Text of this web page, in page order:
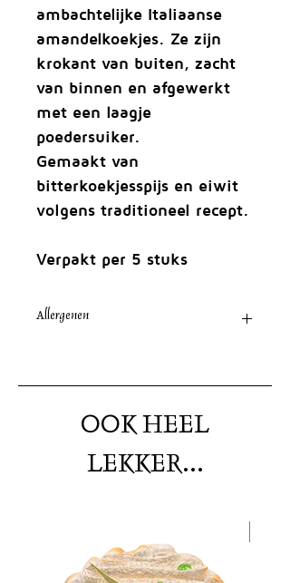
ambachtelijke Italiaanse
amandelkoekjes. Ze zijn
krokant van buiten, zacht
van binnen en afgewerkt
met een laagje
poedersuiker.
Gemaakt van
bitterkoekjesspijs en eiwit
volgens traditioneel recept.
Verpakt per 5 stuks
Allergenen
OOK HEEL
LEKKER...